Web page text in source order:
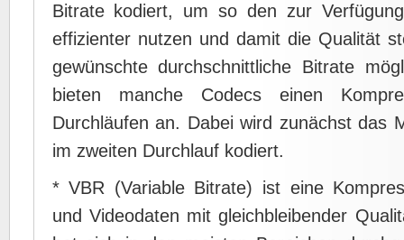
Bitrate kodiert, um so den zur
effizienter nutzen und damit die Qualität
gewünschte durchschnittliche Bitrate
bieten manche Codecs einen
Durchläufen an. Dabei wird zunächst das
im zweiten Durchlauf kodiert.
* VBR (Variable Bitrate) ist eine
und Videodaten mit gleichbleibender